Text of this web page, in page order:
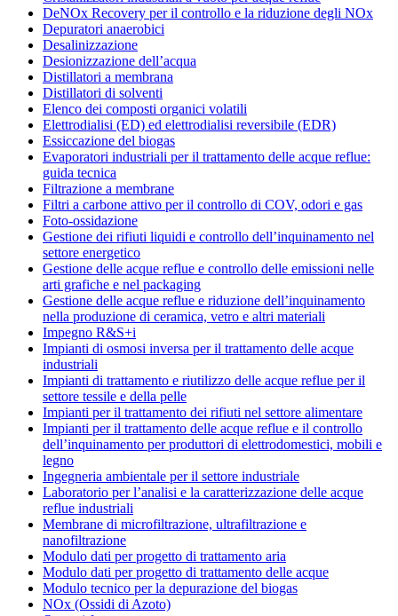
DeNOx Recovery per il controllo e la riduzione degli NOx
Depuratori anaerobici
Desalinizzazione
Desionizzazione dell’acqua
Distillatori a membrana
Distillatori di solventi
Elenco dei composti organici volatili
Elettrodialisi (ED) ed elettrodialisi reversibile (EDR)
Essiccazione del biogas
Evaporatori industriali per il trattamento delle acque reflue:
guida tecnica
Filtrazione a membrane
Filtri a carbone attivo per il controllo di COV, odori e gas
Foto-ossidazione
Gestione dei rifiuti liquidi e controllo dell’inquinamento nel
settore energetico
Gestione delle acque reflue e controllo delle emissioni nelle
arti grafiche e nel packaging
Gestione delle acque reflue e riduzione dell’inquinamento
nella produzione di ceramica, vetro e altri materiali
Impegno R&S+i
Impianti di osmosi inversa per il trattamento delle acque
industriali
Impianti di trattamento e riutilizzo delle acque reflue per il
settore tessile e della pelle
Impianti per il trattamento dei rifiuti nel settore alimentare
Impianti per il trattamento delle acque reflue e il controllo
dell’inquinamento per produttori di elettrodomestici, mobili e
legno
Ingegneria ambientale per il settore industriale
Laboratorio per l’analisi e la caratterizzazione delle acque
reflue industriali
Membrane di microfiltrazione, ultrafiltrazione e
nanofiltrazione
Modulo dati per progetto di trattamento aria
Modulo dati per progetto di trattamento delle acque
Modulo tecnico per la depurazione del biogas
NOx (Ossidi di Azoto)